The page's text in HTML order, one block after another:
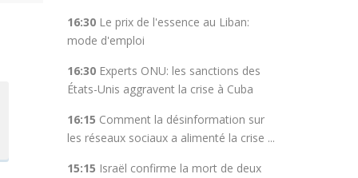
16:30Le prix de l'essence au Liban:
mode d'emploi
16:30Experts ONU: les sanctions des
États-Unis aggravent la crise à Cuba
16:15 Comment la désinformation sur
les réseaux sociaux a alimenté la crise ...
15:15 Israël confirme la mort de deux